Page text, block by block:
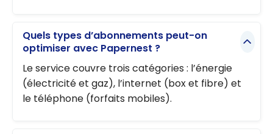
Quels types d’abonnements peut-on
optimiser avec Papernest ?
Le service couvre trois catégories : l’énergie
(électricité et gaz), l’internet (box et fibre) et
le téléphone (forfaits mobiles).